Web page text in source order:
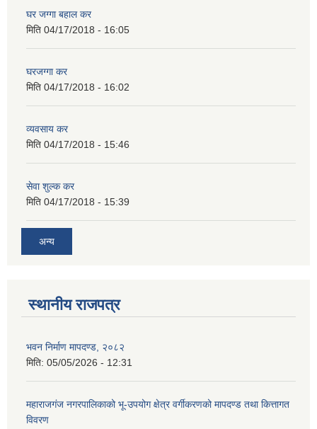
घर जग्गा बहाल कर
मिति 04/17/2018 - 16:05
घरजग्गा कर
मिति 04/17/2018 - 16:02
व्यवसाय कर
मिति 04/17/2018 - 15:46
सेवा शुल्क कर
मिति 04/17/2018 - 15:39
अन्य
स्थानीय राजपत्र
भवन निर्माण मापदण्ड, २०८२
मिति: 05/05/2026 - 12:31
महाराजगंज नगरपालिकाको भू-उपयोग क्षेत्र वर्गीकरणको मापदण्ड तथा कित्तागत
विवरण